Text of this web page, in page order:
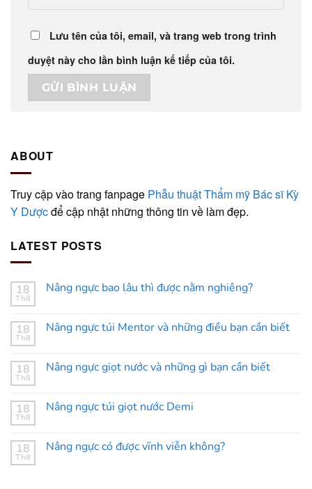
Lưu tên của tôi, email, và trang web trong trình
duyệt này cho lần bình luận kế tiếp của tôi.
ABOUT
Truy cập vào trang fanpage Phẫu thuật Thẩm mỹ Bác sĩ Kỳ
Y Dượcđể cập nhật những thông tin về làm đẹp.
LATEST POSTS
18
Th8
Nâng ngực bao lâu thì được nằm nghiêng?
18
Th8
Nâng ngực túi Mentor và những điều bạn cần biết
18
Th8
Nâng ngực giọt nước và những gì bạn cần biết
18
Th8
Nâng ngực túi giọt nước Demi
18
Th8
Nâng ngực có được vĩnh viễn không?